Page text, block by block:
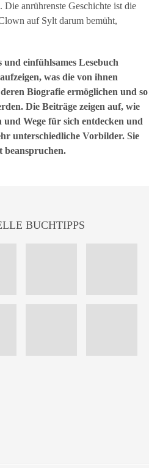
anrührenste Geschichte ist die
auf Sylt darum bemüht,
einfühlsames Lesebuch
was die von ihnen
Biografie ermöglichen und so
Die Beiträge zeigen auf, wie
Wege für sich entdecken und
unterschiedliche Vorbilder. Sie
beanspruchen.
BUCHTIPPS